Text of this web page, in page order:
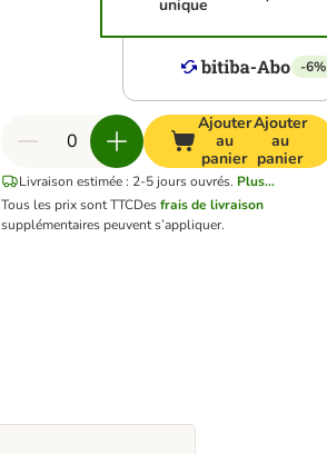
unique
-6%
Ajouter
au
panier
Ajouter
au
panier
Livraison estimée : 2-5 jours ouvrés. Plus...
Tous les prix sont TTCDesfrais de livraison
supplémentaires peuvent s’appliquer.